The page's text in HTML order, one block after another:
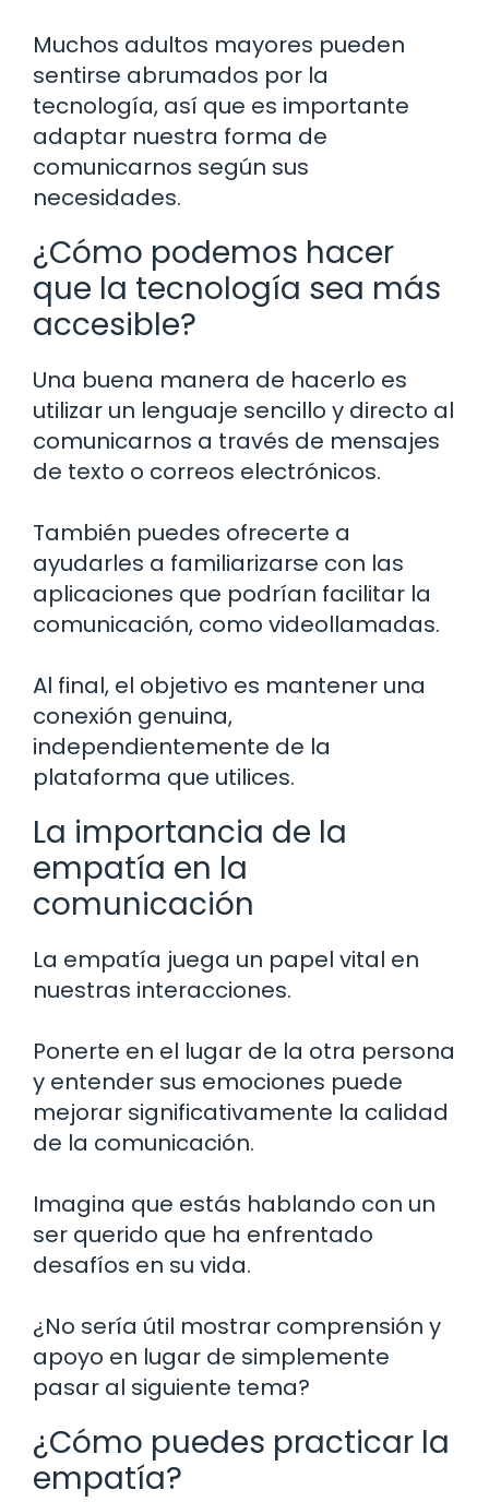
Muchos adultos mayores pueden
sentirse abrumados por la
tecnología, así que es importante
adaptar nuestra forma de
comunicarnos según sus
necesidades.
¿Cómo podemos hacer
que la tecnología sea más
accesible?
Una buena manera de hacerlo es
utilizar un lenguaje sencillo y directo al
comunicarnos a través de mensajes
de texto o correos electrónicos.
También puedes ofrecerte a
ayudarles a familiarizarse con las
aplicaciones que podrían facilitar la
comunicación, como videollamadas.
Al final, el objetivo es mantener una
conexión genuina,
independientemente de la
plataforma que utilices.
La importancia de la
empatía en la
comunicación
La empatía juega un papel vital en
nuestras interacciones.
Ponerte en el lugar de la otra persona
y entender sus emociones puede
mejorar significativamente la calidad
de la comunicación.
Imagina que estás hablando con un
ser querido que ha enfrentado
desafíos en su vida.
¿No sería útil mostrar comprensión y
apoyo en lugar de simplemente
pasar al siguiente tema?
¿Cómo puedes practicar la
empatía?